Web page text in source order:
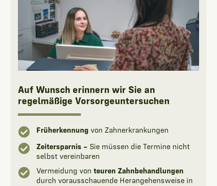
Auf Wunsch erinnern wir Sie an
regelmäßige Vorsorgeuntersuchen
 Früherkennung von Zahnerkrankungen
 Zeitersparnis – Sie müssen die Termine nicht
selbst vereinbaren
 Vermeidung von teuren Zahnbehandlungen
durch vorausschauende Herangehensweise in